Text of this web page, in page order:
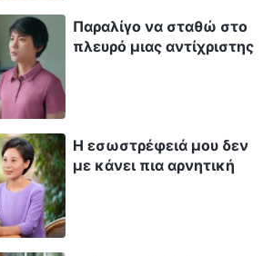
και ανίκανος να κοιμηθώ. Το
να κάνω ήταν να
και ξανά, ζητώντας από τον
και να με καθοδηγήσει...
τα λόγια του Θεού, που
αναζήτησή σας, έχετε πάρα
αντιλήψεις, ελπίδες και
έργο είναι για να
επιθυμία σας για κύρος
Παραλίγο να σταθώ στο
πλευρό μιας αντίχριστης
Η εσωστρέφειά μου δεν
με κάνει πια αρνητική